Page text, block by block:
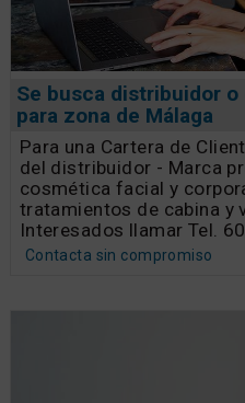
Se busca distribuidor
para zona de Málaga
Para una Cartera de
del distribuidor - Marca
cosmética facial y
tratamientos de cabina y
Interesados llamar Tel.
Contacta sin compromiso